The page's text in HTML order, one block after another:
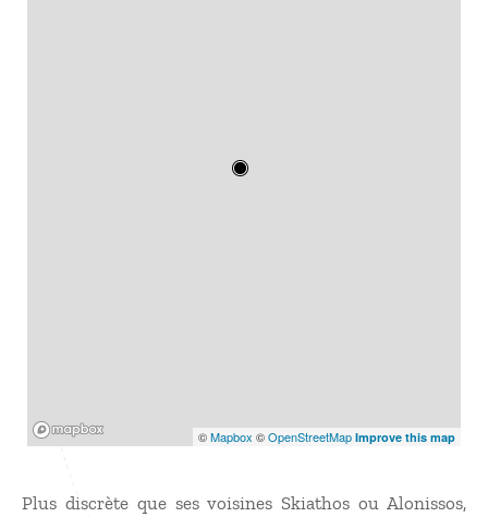
©Mapbox ©OpenStreetMap Improve this map
Plus discrète que ses voisines Skiathos ou Alonissos,